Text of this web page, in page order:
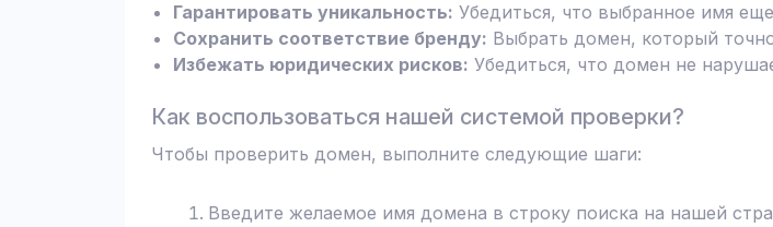
Гарантировать уникальность: Убедиться, что выбранное имя
Сохранить соответствие бренду: Выбрать домен, который
Избежать юридических рисков: Убедиться, что домен не
Как воспользоваться нашей системой проверки?
Чтобы проверить домен, выполните следующие шаги:
Введите желаемое имя домена в строку поиска на нашей